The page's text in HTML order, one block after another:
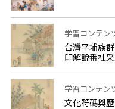
学習コンテン
台灣平埔族
印解說番社采
学習コンテン
文化符碼與